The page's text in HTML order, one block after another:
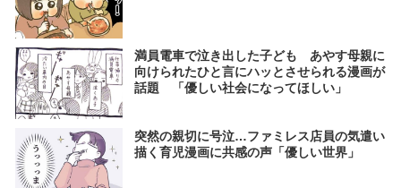
満員電車で泣き出した子ども あやす母親に
向けられたひと言にハッとさせられる漫画が
話題 「優しい社会になってほしい」
突然の親切に号泣…ファミレス店員の気遣い
描く育児漫画に共感の声「優しい世界」